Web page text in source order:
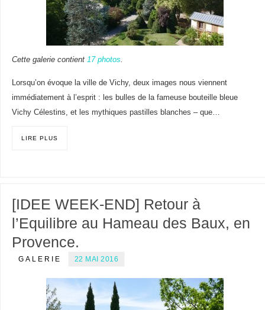
Cette galerie contient 17 photos.
Lorsqu’on évoque la ville de Vichy, deux images nous viennent
immédiatement à l’esprit : les bulles de la fameuse bouteille bleue
Vichy Célestins, et les mythiques pastilles blanches – que…
LIRE PLUS
[IDEE WEEK-END] Retour à
l’Equilibre au Hameau des Baux, en
Provence.
GALERIE 22 MAI 2016